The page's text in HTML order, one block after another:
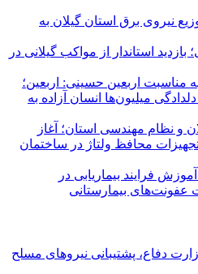
نیروی برق استان گیلان به
استاندار از مواکب گیلانی در
به مناسبت اربعین حسینی: اربعین؛
میلیون‌ها انسان آزاده به
و نظام مهندسی استان؛ آغاز
محافظ ولتاژ در ساختمان
فرایند بیماریابی در
عفونت‌های بیمارستانی
دفاع، پشتیبانی نیرو‌های مسلح